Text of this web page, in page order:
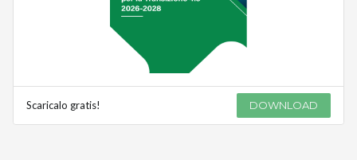
Scaricalo gratis! DOWNLOAD